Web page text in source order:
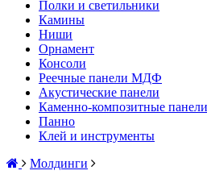
Полки и светильники
Камины
Ниши
Орнамент
Консоли
Реечные панели МДФ
Акустические панели
Каменно-композитные панели
Панно
Клей и инструменты
Молдинги